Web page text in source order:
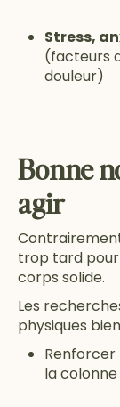
Stress,
(facteurs
douleur)
Bonne
agir
Contrairement
trop tard
corps solide.
Les
physiques
Renforcer
la colonne